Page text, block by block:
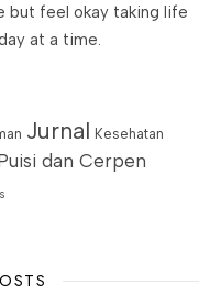
but feel okay taking life
at a time.
Jurnal Kesehatan
dan Cerpen